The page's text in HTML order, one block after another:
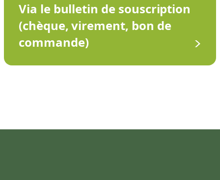
Via le bulletin de souscription
(chèque, virement, bon de
commande)